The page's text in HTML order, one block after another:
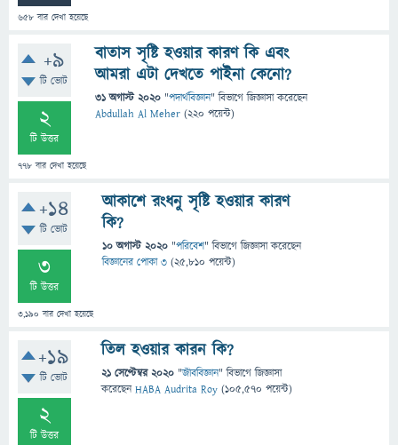
658 বার দেখা হয়েছে
+9
টি ভোট
2
টি উত্তর
778 বার দেখা হয়েছে
বাতাস সৃষ্টি হওয়ার কারণ কি এবং
আমরা এটা দেখতে পাইনা কেনো?
31 অগাস্ট 2020 "পদার্থবিজ্ঞান" বিভাগে জিজ্ঞাসাকরেছেন
Abdullah Al Meher (220 পয়েন্ট)
+14
টি ভোট
3
টি উত্তর
3,190 বার দেখা হয়েছে
আকাশে রংধনু সৃষ্টি হওয়ার কারণ
কি?
10 অগাস্ট 2020 "পরিবেশ" বিভাগে জিজ্ঞাসাকরেছেন
বিজ্ঞানের পোকা ৩ (25,810 পয়েন্ট)
+19
টি ভোট
2
টি উত্তর
তিল হওয়ার কারন কি?
21 সেপ্টেম্বর 2020 "জীববিজ্ঞান" বিভাগে জিজ্ঞাসা
করেছেনHABA Audrita Roy (105,570 পয়েন্ট)